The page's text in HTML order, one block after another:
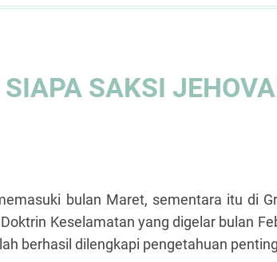
SAKSI
bulan Maret, sementara itu di
Keselamatan yang digelar bulan
berhasil dilengkapi pengetahuan